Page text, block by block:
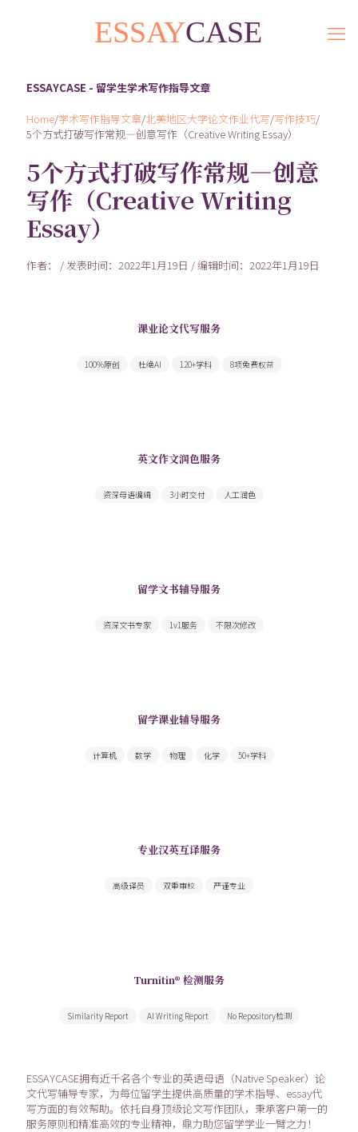
ESSAYCASE - 留学生学术写作指导文章
Home/学术写作指导文章/北美地区大学论文作业代写/写作技巧/
5个方式打破写作常规—创意写作（Creative Writing Essay）
5个方式打破写作常规—创意
写作（Creative Writing
Essay）
作者： / 发表时间：2022年1月19日 / 编辑时间：2022年1月19日
课业论文代写服务
100%原创 杜绝AI 120+学科 8项免费权益
英文作文润色服务
资深母语编辑 3小时交付 人工润色
留学文书辅导服务
资深文书专家 1v1服务 不限次修改
留学课业辅导服务
计算机 数学 物理 化学 50+学科
专业汉英互译服务
高级译员 双重审校 严谨专业
Turnitin® 检测服务
Similarity Report AI Writing Report No Repository检测
ESSAYCASE拥有近千名各个专业的英语母语（Native Speaker）论
文代写辅导专家，为每位留学生提供高质量的学术指导、essay代
写方面的有效帮助。依托自身顶级论文写作团队，秉承客户第一的
服务原则和精准高效的专业精神，鼎力助您留学学业一臂之力！